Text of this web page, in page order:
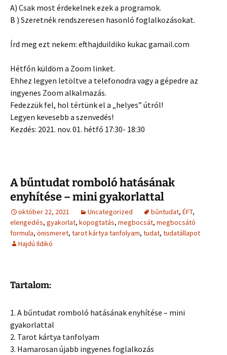
A) Csak most érdekelnek ezek a programok.
B ) Szeretnék rendszeresen hasonló foglalkozásokat.
Írd meg ezt nekem: efthajduildiko kukac gamail.com
Hétfőn küldöm a Zoom linket.
Ehhez legyen letöltve a telefonodra vagy a gépedre az
ingyenes Zoom alkalmazás.
Fedezzük fel, hol tértünk el a „helyes” útról!
Legyen kevesebb a szenvedés!
Kezdés: 2021. nov. 01. hétfő 17:30- 18:30
A bűntudat romboló hatásának
enyhítése – mini gyakorlattal
október 22, 2021 Uncategorized bűntudat, ÉFT,
elengedés, gyakorlat, kopogtatás, megbocsát, megbocsátó
formula, önismeret, tarot kártya tanfolyam, tudat, tudatállapot
Hajdú Ildikó
Tartalom:
1. A bűntudat romboló hatásának enyhítése – mini
gyakorlattal
2. Tarot kártya tanfolyam
3. Hamarosan újabb ingyenes foglalkozás